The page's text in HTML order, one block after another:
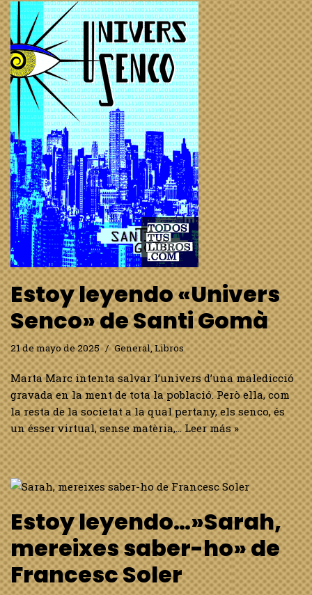
Estoy leyendo «Univers
Senco» de Santi Gomà
21 de mayo de 2025 General,Libros
Marta Marc intenta salvar l’univers d’una maledicció
gravada en la ment de tota la població. Però ella, com
la resta de la societat a la qual pertany, els senco, és
un ésser virtual, sense matèria,…Leer más »
Estoy leyendo…»Sarah,
mereixes saber-ho» de
Francesc Soler